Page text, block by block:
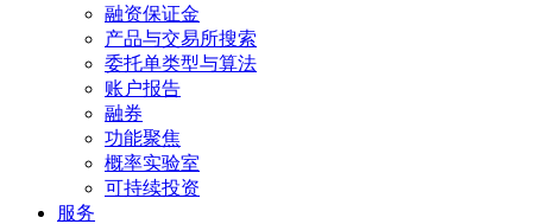
融资保证金
产品与交易所搜索
委托单类型与算法
账户报告
融券
功能聚焦
概率实验室
可持续投资
服务